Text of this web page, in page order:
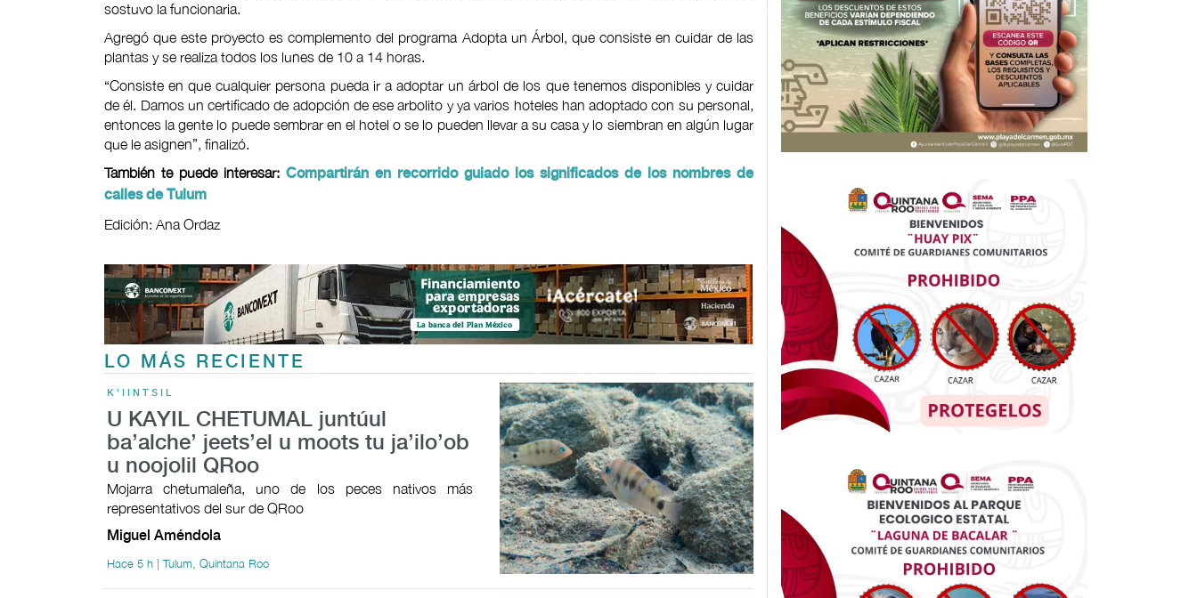
sostuvo la funcionaria.
Agregó que este proyecto es complemento del programa Adopta un Árbol, que consiste en cuidar de las
plantas y se realiza todos los lunes de 10 a 14 horas.
“Consiste en que cualquier persona pueda ir a adoptar un árbol de los que tenemos disponibles y cuidar
de él. Damos un certificado de adopción de ese arbolito y ya varios hoteles han adoptado con su personal,
entonces la gente lo puede sembrar en el hotel o se lo pueden llevar a su casa y lo siembran en algún lugar
que le asignen”, finalizó.
También te puede interesar: Compartirán en recorrido guiado los significados de los nombres de
calles de Tulum
Edición: Ana Ordaz
LO MÁS RECIENTE
K'IINTSIL
U KAYIL CHETUMAL juntúul
ba’alche’ jeets’el u moots tu ja’ilo’ob
u noojolil QRoo
Mojarra chetumaleña, uno de los peces nativos más
representativos del sur de QRoo
Miguel Améndola
Hace 5 h | Tulum, Quintana Roo